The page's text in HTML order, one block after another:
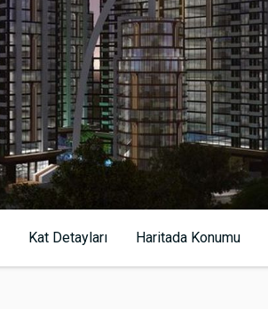
Kat Detayları Haritada Konumu